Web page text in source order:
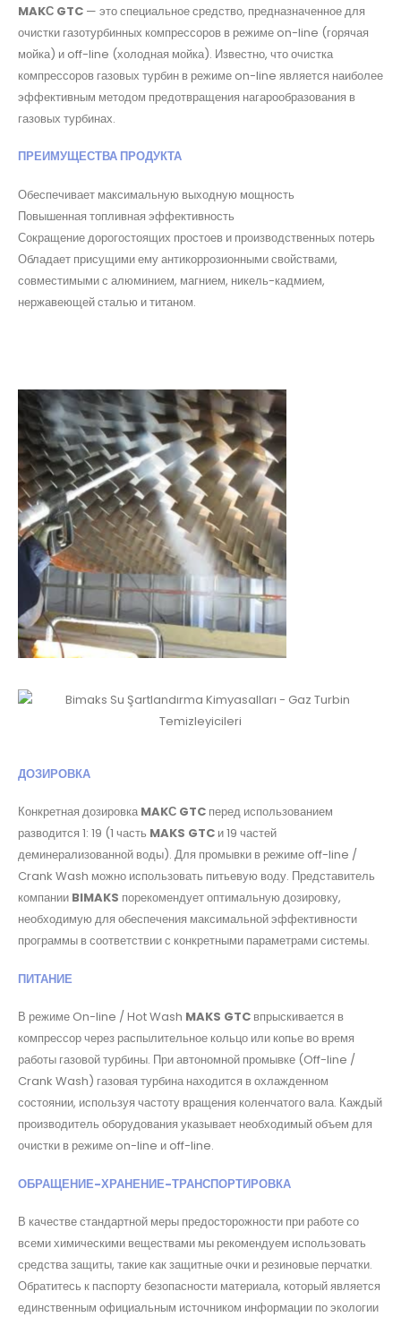
MAKС GTC — это специальное средство, предназначенное для
очистки газотурбинных компрессоров в режиме on-line (горячая
мойка) и off-line (холодная мойка). Известно, что очистка
компрессоров газовых турбин в режиме on-line является наиболее
эффективным методом предотвращения нагарообразования в
газовых турбинах.
ПРЕИМУЩЕСТВА ПРОДУКТА
Обеспечивает максимальную выходную мощность
Повышенная топливная эффективность
Сокращение дорогостоящих простоев и производственных потерь
Обладает присущими ему антикоррозионными свойствами,
совместимыми с алюминием, магнием, никель-кадмием,
нержавеющей сталью и титаном.
ДОЗИРОВКА
Конкретная дозировка MAKС GTC перед использованием
разводится 1: 19 (1 часть MAKS GTC и 19 частей
деминерализованной воды). Для промывки в режиме off-line /
Crank Wash можно использовать питьевую воду. Представитель
компании BIMAKS порекомендует оптимальную дозировку,
необходимую для обеспечения максимальной эффективности
программы в соответствии с конкретными параметрами системы.
ПИТАНИЕ
В режиме On-line / Hot Wash MAKS GTC впрыскивается в
компрессор через распылительное кольцо или копье во время
работы газовой турбины. При автономной промывке (Off-line /
Crank Wash) газовая турбина находится в охлажденном
состоянии, используя частоту вращения коленчатого вала. Каждый
производитель оборудования указывает необходимый объем для
очистки в режиме on-line и off-line.
ОБРАЩЕНИЕ-ХРАНЕНИЕ-ТРАНСПОРТИРОВКА
В качестве стандартной меры предосторожности при работе со
всеми химическими веществами мы рекомендуем использовать
средства защиты, такие как защитные очки и резиновые перчатки.
Обратитесь к паспорту безопасности материала, который является
единственным официальным источником информации по экологии